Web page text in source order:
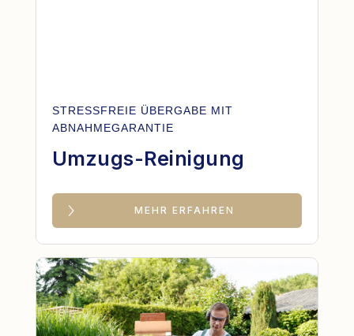
STRESSFREIE ÜBERGABE MIT
ABNAHMEGARANTIE
Umzugs-Reinigung
MEHR ERFAHREN